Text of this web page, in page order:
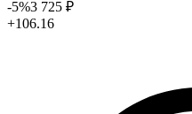
-5%3 725 ₽
+106.16